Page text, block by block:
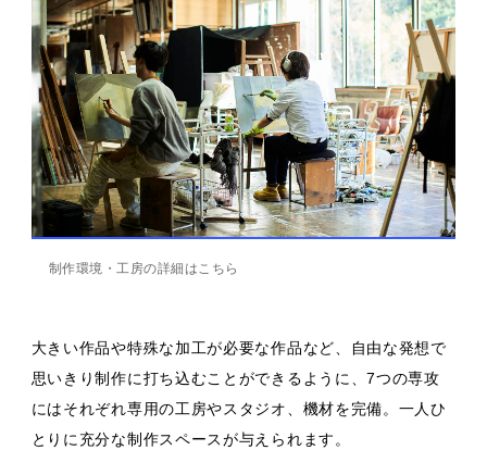
制作環境・工房の詳細はこちら
大きい作品や特殊な加工が必要な作品など、自由な発想で
思いきり制作に打ち込むことができるように、7つの専攻
にはそれぞれ専用の工房やスタジオ、機材を完備。一人ひ
とりに充分な制作スペースが与えられます。